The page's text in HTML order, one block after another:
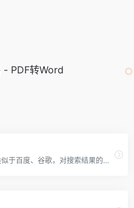
- PDF转Word
目前最大的俄语搜索引擎，类似于百度、谷歌，对搜索结果的限制较少。